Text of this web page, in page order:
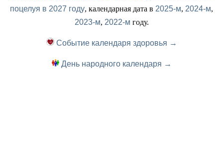
поцелуя в 2027 году, календарная дата в 2025-м, 2024-м,
2023-м, 2022-м году.
Событие календаря здоровья →
День народного календаря →